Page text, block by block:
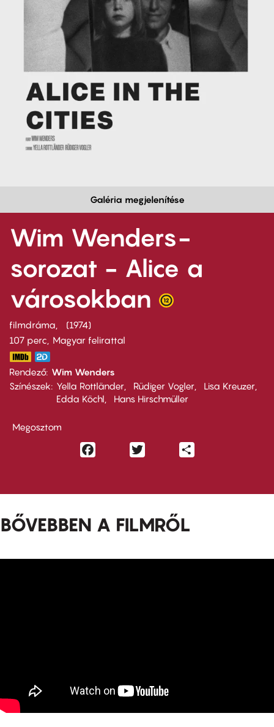
Galéria megjelenítése
Wim Wenders-
sorozat - Alice a
városokban
filmdráma
1974
107 perc,
Magyar felirattal
Rendező Wim Wenders
Színészek
Yella Rottländer Rüdiger Vogler
Lisa Kreuzer
Edda Köchl
Hans Hirschmüller
Megosztom
Facebook
BŐVEBBEN A FILMRŐL